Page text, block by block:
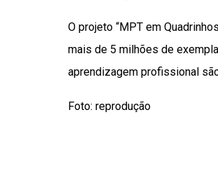
O projeto “MPT em
mais de 5 milhões de
aprendizagem profissional
Foto: reprodução